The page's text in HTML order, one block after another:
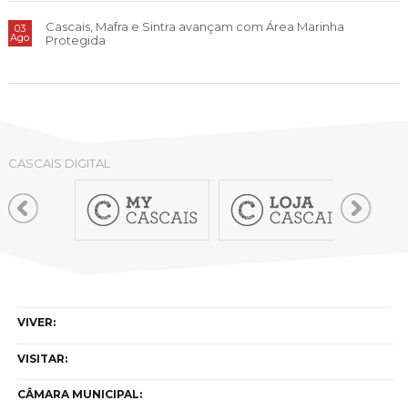
03
Ago
Cascais, Mafra e Sintra avançam com Área Marinha
Protegida
CASCAIS DIGITAL
VIVER:
VISITAR:
CÂMARA MUNICIPAL: